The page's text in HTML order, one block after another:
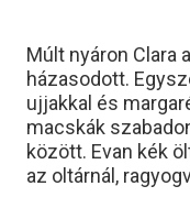
Múlt nyáron Clara
házasodott.
ujjakkal és
macskák
között. Evan kék
az oltárnál,